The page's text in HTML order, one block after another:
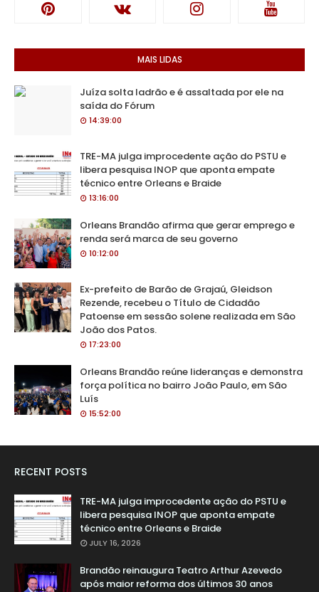
MAIS LIDAS
Juíza solta ladrão e é assaltada por ele na
saída do Fórum
14:39:00
TRE-MA julga improcedente ação do PSTU e
libera pesquisa INOP que aponta empate
técnico entre Orleans e Braide
13:16:00
Orleans Brandão afirma que gerar emprego e
renda será marca de seu governo
10:12:00
Ex-prefeito de Barão de Grajaú, Gleidson
Rezende, recebeu o Título de Cidadão
Patoense em sessão solene realizada em São
João dos Patos.
17:23:00
Orleans Brandão reúne lideranças e demonstra
força política no bairro João Paulo, em São
Luís
15:52:00
RECENT POSTS
TRE-MA julga improcedente ação do PSTU e
libera pesquisa INOP que aponta empate
técnico entre Orleans e Braide
JULY 16, 2026
Brandão reinaugura Teatro Arthur Azevedo
após maior reforma dos últimos 30 anos